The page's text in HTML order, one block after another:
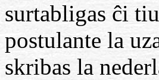
surtabligas ĉi
postulante la
skribas la